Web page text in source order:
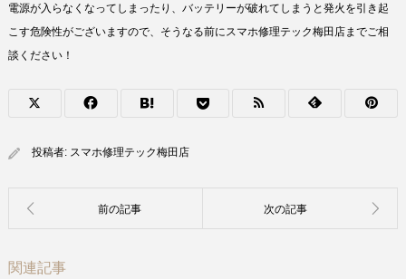
電源が入らなくなってしまったり、バッテリーが破れてしまうと発火を引き起
こす危険性がございますので、そうなる前にスマホ修理テック梅田店までご相
談ください！
投稿者: スマホ修理テック梅田店
関連記事